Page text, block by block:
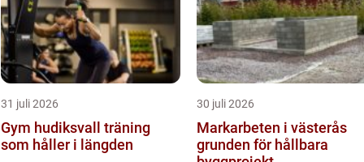
31 juli 2026
Gym hudiksvall träning
som håller i längden
30 juli 2026
Markarbeten i västerås
grunden för hållbara